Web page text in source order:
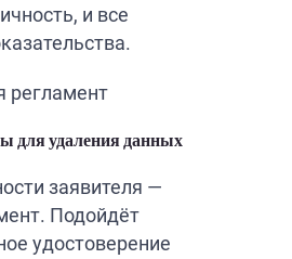
и все
регламент
для удаления данных
заявителя —
Подойдёт
удостоверение